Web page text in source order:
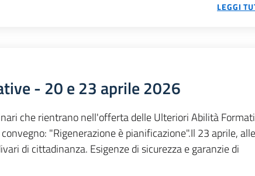
LEGGI
- 20 e 23 aprile 2026
che rientrano nell'offerta delle Ulteriori Abilità
"Rigenerazione è pianificazione".Il 23 aprile,
di cittadinanza. Esigenze di sicurezza e garanzie di